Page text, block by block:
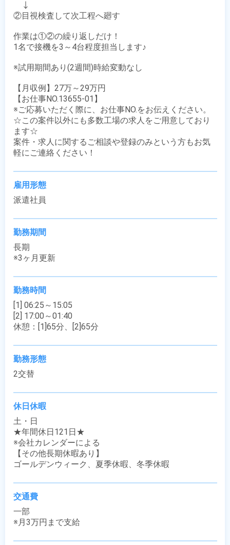
↓
②目視検査して次工程へ廻す
作業は①②の繰り返しだけ！
1名で接機を3～4台程度担当します♪
※試用期間あり(2週間)時給変動なし
【月収例】27万～29万円
【お仕事NO.13655-01】
※ご応募いただく際に、お仕事NO.をお伝えください。
☆この案件以外にも多数工場の求人をご用意しており
ます☆
案件・求人に関するご相談や登録のみという方もお気
軽にご連絡ください！
雇用形態
派遣社員
勤務期間
長期
※3ヶ月更新
勤務時間
[1] 06:25～15:05
[2] 17:00～01:40
休憩：[1]65分、[2]65分
勤務形態
2交替
休日休暇
土・日
★年間休日121日★
※会社カレンダーによる
【その他長期休暇あり】
ゴールデンウィーク、夏季休暇、冬季休暇
交通費
一部
※月3万円まで支給